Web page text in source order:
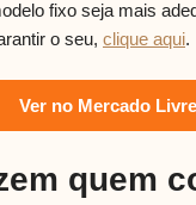
fixo seja mais
o seu, clique aqui.
Ver no Mercado Livre
quem